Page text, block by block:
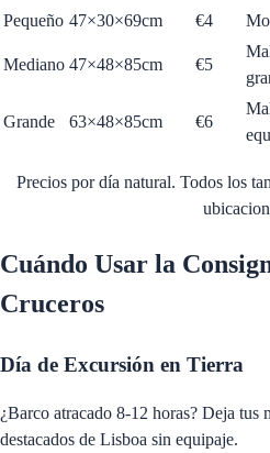
Pequeño 47×30×69cm €4
Mediano 47×48×85cm €5
Grande 63×48×85cm €6
Precios por día natural. Todos los
Cuándo Usar la
Cruceros
Día de Excursión en Tierra
¿Barco atracado 8-12 horas? Deja tus
destacados de Lisboa sin equipaje.